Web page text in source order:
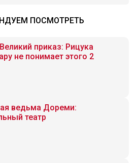
ПОСМОТРЕТЬ
приказ: Рицука
не понимает этого 2
ведьма Дореми:
театр